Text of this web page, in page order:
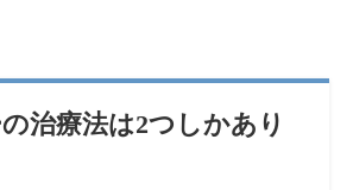
治療法は2つしかあり